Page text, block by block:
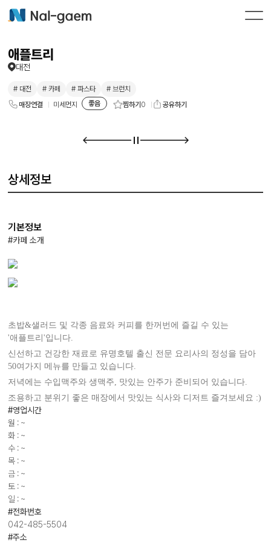
애플트리
대전
# 대전 # 카페 # 파스타
# 브런치
매장연결
미세먼지 좋음 찜하기 0 공유하기
상세정보
기본정보
#카페 소개
초밥&샐러드 및 각종 음료와 커피를 한꺼번에 즐길 수 있는
'애플트리'입니다.
신선하고 건강한 재료로 유명호텔 출신 전문 요리사의 정성을 담아
50여가지 메뉴를 만들고 있습니다.
저녁에는 수입맥주와 생맥주, 맛있는 안주가 준비되어 있습니다.
조용하고 분위기 좋은 매장에서 맛있는 식사와 디저트 즐겨보세요 :)
#영업시간
월 : ~
화 : ~
수 : ~
목 : ~
금 : ~
토 : ~
일 : ~
#전화번호
042-485-5504
#주소